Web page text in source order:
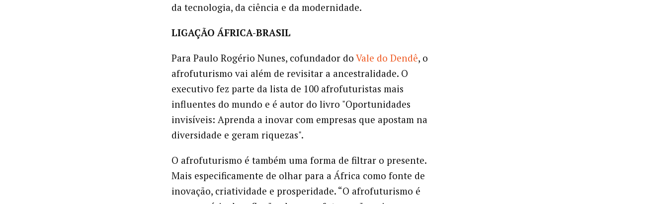
da tecnologia, da ciência e da modernidade.
LIGAÇÃO ÁFRICA-BRASIL
Para Paulo Rogério Nunes, cofundador do Vale do Dendê, o
afrofuturismo vai além de revisitar a ancestralidade. O
executivo fez parte da lista de 100 afrofuturistas mais
influentes do mundo e é autor do livro "Oportunidades
invisíveis: Aprenda a inovar com empresas que apostam na
diversidade e geram riquezas".
O afrofuturismo é também uma forma de filtrar o presente.
Mais especificamente de olhar para a África como fonte de
inovação, criatividade e prosperidade. “O afrofuturismo é